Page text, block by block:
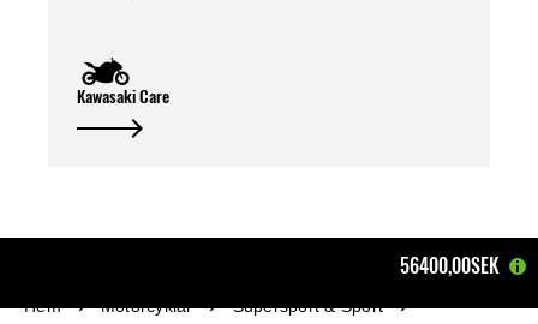
Kawasaki Care
56400,00SEK
Hem Motorcyklar
Supersport & Sport